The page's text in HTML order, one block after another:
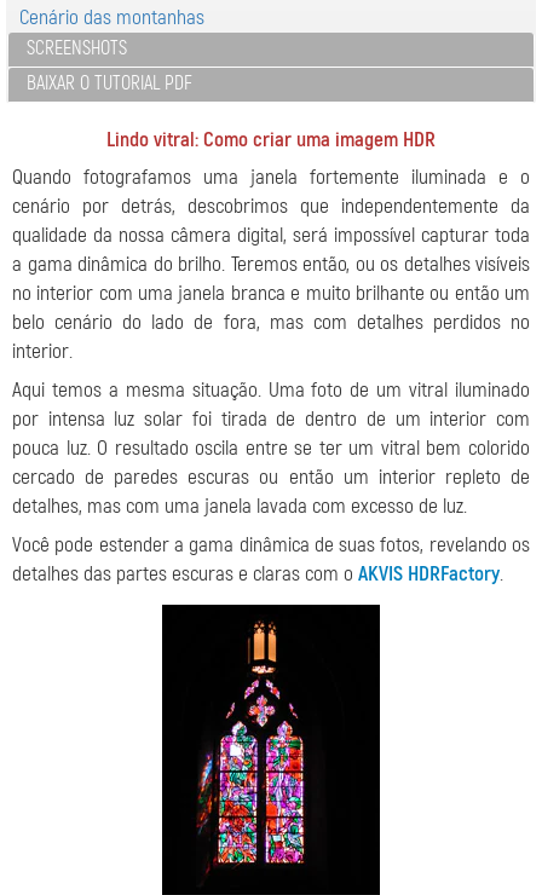
Cenário das montanhas
SCREENSHOTS
BAIXAR O TUTORIAL PDF
Lindo vitral: Como criar uma imagem HDR
Quando fotografamos uma janela fortemente iluminada e o
cenário por detrás, descobrimos que independentemente da
qualidade da nossa câmera digital, será impossível capturar toda
a gama dinâmica do brilho. Teremos então, ou os detalhes visíveis
no interior com uma janela branca e muito brilhante ou então um
belo cenário do lado de fora, mas com detalhes perdidos no
interior.
Aqui temos a mesma situação. Uma foto de um vitral iluminado
por intensa luz solar foi tirada de dentro de um interior com
pouca luz. O resultado oscila entre se ter um vitral bem colorido
cercado de paredes escuras ou então um interior repleto de
detalhes, mas com uma janela lavada com excesso de luz.
Você pode estender a gama dinâmica de suas fotos, revelando os
detalhes das partes escuras e claras com o AKVIS HDRFactory.